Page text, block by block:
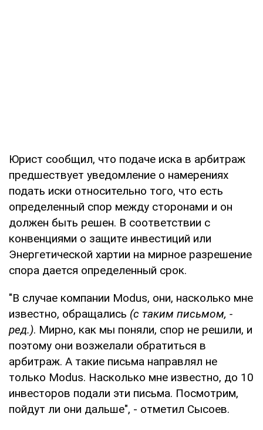
Юрист сообщил, что подаче иска в арбитраж
предшествует уведомление о намерениях
подать иски относительно того, что есть
определенный спор между сторонами и он
должен быть решен. В соответствии с
конвенциями о защите инвестиций или
Энергетической хартии на мирное разрешение
спора дается определенный срок.
"В случае компании Modus, они, насколько мне
известно, обращались (с таким письмом, -
ред.). Мирно, как мы поняли, спор не решили, и
поэтому они возжелали обратиться в
арбитраж. А такие письма направлял не
только Modus. Насколько мне известно, до 10
инвесторов подали эти письма. Посмотрим,
пойдут ли они дальше", - отметил Сысоев.